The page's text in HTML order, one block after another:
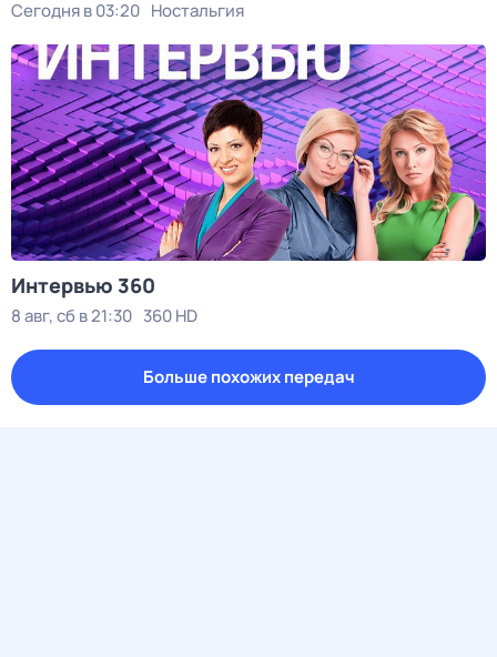
Сегодня в 03:20 Ностальгия
Интервью 360
8 авг, сб в 21:30 360 HD
Больше похожих передач